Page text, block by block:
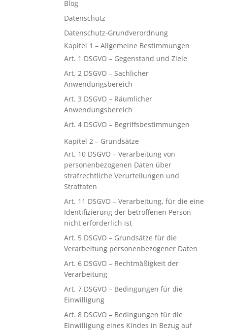
Blog
Datenschutz
Datenschutz-Grundverordnung
Kapitel 1 – Allgemeine Bestimmungen
Art. 1 DSGVO – Gegenstand und Ziele
Art. 2 DSGVO – Sachlicher
Anwendungsbereich
Art. 3 DSGVO – Räumlicher
Anwendungsbereich
Art. 4 DSGVO – Begriffsbestimmungen
Kapitel 2 – Grundsätze
Art. 10 DSGVO – Verarbeitung von
personenbezogenen Daten über
strafrechtliche Verurteilungen und
Straftaten
Art. 11 DSGVO – Verarbeitung, für die eine
Identifizierung der betroffenen Person
nicht erforderlich ist
Art. 5 DSGVO – Grundsätze für die
Verarbeitung personenbezogener Daten
Art. 6 DSGVO – Rechtmäßigkeit der
Verarbeitung
Art. 7 DSGVO – Bedingungen für die
Einwilligung
Art. 8 DSGVO – Bedingungen für die
Einwilligung eines Kindes in Bezug auf